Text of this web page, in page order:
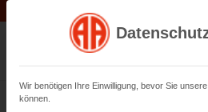
Wir benötigen Ihre Einwilligung, bevor Sie
können.